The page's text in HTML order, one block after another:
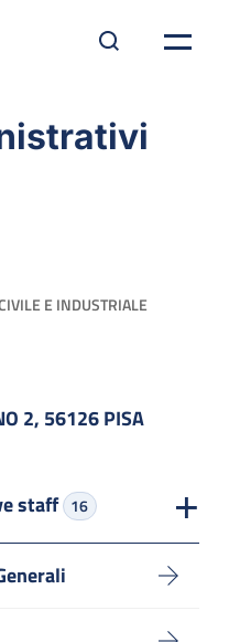
E INDUSTRIALE
2, 56126 PISA
staff 16